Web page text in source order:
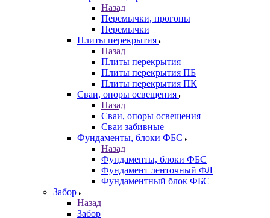
Назад
Перемычки, прогоны
Перемычки
Плиты перекрытия
Назад
Плиты перекрытия
Плиты перекрытия ПБ
Плиты перекрытия ПК
Сваи, опоры освещения
Назад
Сваи, опоры освещения
Сваи забивные
Фундаменты, блоки ФБС
Назад
Фундаменты, блоки ФБС
Фундамент ленточный ФЛ
Фундаментный блок ФБС
Забор
Назад
Забор